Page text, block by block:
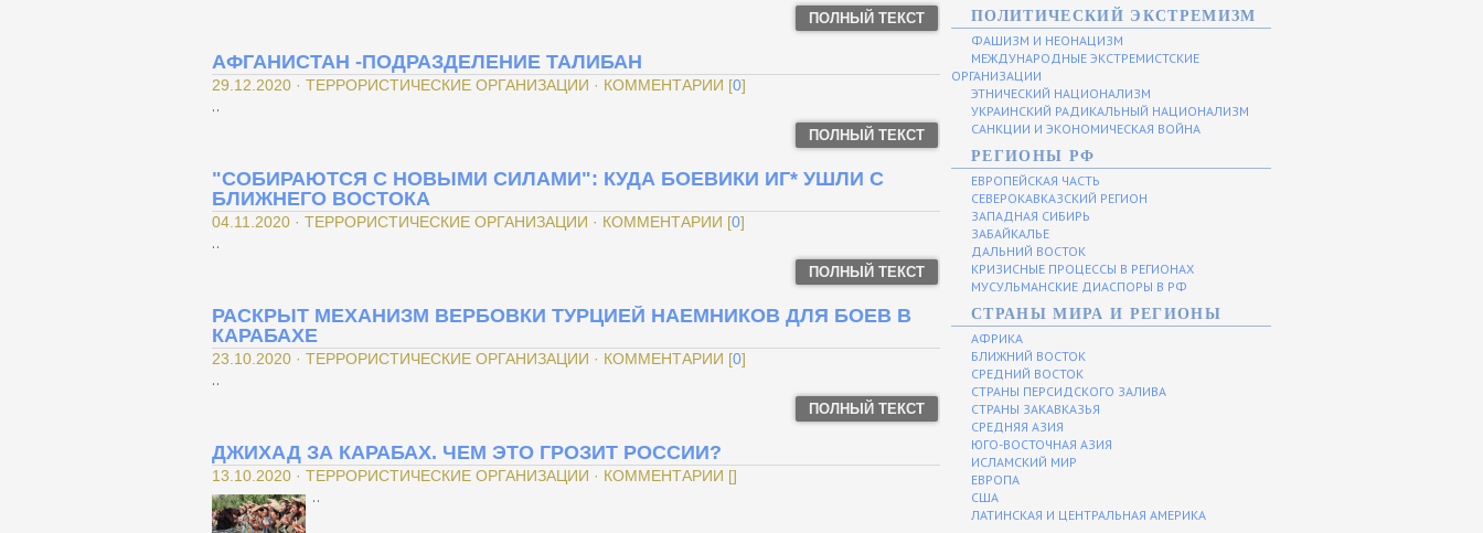
ПОЛНЫЙ ТЕКСТ
АФГАНИСТАН -ПОДРАЗДЕЛЕНИЕ ТАЛИБАН
29.12.2020 · ТЕРРОРИСТИЧЕСКИЕ ОРГАНИЗАЦИИ · КОММЕНТАРИИ [0]
..
ПОЛНЫЙ ТЕКСТ
"СОБИРАЮТСЯ С НОВЫМИ СИЛАМИ": КУДА БОЕВИКИ ИГ* УШЛИ С
БЛИЖНЕГО ВОСТОКА
04.11.2020 · ТЕРРОРИСТИЧЕСКИЕ ОРГАНИЗАЦИИ · КОММЕНТАРИИ [0]
..
ПОЛНЫЙ ТЕКСТ
РАСКРЫТ МЕХАНИЗМ ВЕРБОВКИ ТУРЦИЕЙ НАЕМНИКОВ ДЛЯ БОЕВ В
КАРАБАХЕ
23.10.2020 · ТЕРРОРИСТИЧЕСКИЕ ОРГАНИЗАЦИИ · КОММЕНТАРИИ [0]
..
ПОЛНЫЙ ТЕКСТ
ДЖИХАД ЗА КАРАБАХ. ЧЕМ ЭТО ГРОЗИТ РОССИИ?
13.10.2020 · ТЕРРОРИСТИЧЕСКИЕ ОРГАНИЗАЦИИ · КОММЕНТАРИИ []
..
ПОЛИТИЧЕСКИЙ ЭКСТРЕМИЗМ
ФАШИЗМ И НЕОНАЦИЗМ
МЕЖДУНАРОДНЫЕ ЭКСТРЕМИСТСКИЕ
ОРГАНИЗАЦИИ
ЭТНИЧЕСКИЙ НАЦИОНАЛИЗМ
УКРАИНСКИЙ РАДИКАЛЬНЫЙ НАЦИОНАЛИЗМ
САНКЦИИ И ЭКОНОМИЧЕСКАЯ ВОЙНА
РЕГИОНЫ РФ
ЕВРОПЕЙСКАЯ ЧАСТЬ
СЕВЕРОКАВКАЗСКИЙ РЕГИОН
ЗАПАДНАЯ СИБИРЬ
ЗАБАЙКАЛЬЕ
ДАЛЬНИЙ ВОСТОК
КРИЗИСНЫЕ ПРОЦЕССЫ В РЕГИОНАХ
МУСУЛЬМАНСКИЕ ДИАСПОРЫ В РФ
СТРАНЫ МИРА И РЕГИОНЫ
АФРИКА
БЛИЖНИЙ ВОСТОК
СРЕДНИЙ ВОСТОК
СТРАНЫ ПЕРСИДСКОГО ЗАЛИВА
СТРАНЫ ЗАКАВКАЗЬЯ
СРЕДНЯЯ АЗИЯ
ЮГО-ВОСТОЧНАЯ АЗИЯ
ИСЛАМСКИЙ МИР
ЕВРОПА
США
ЛАТИНСКАЯ И ЦЕНТРАЛЬНАЯ АМЕРИКА